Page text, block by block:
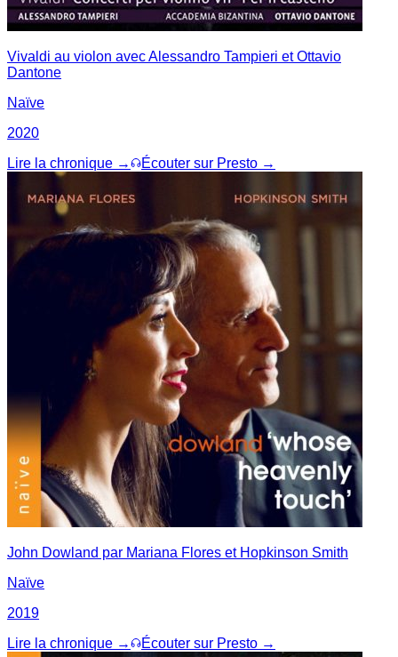
Vivaldi au violon avec Alessandro Tampieri et Ottavio
Dantone
Naïve
2020
Lire la chronique →
Écouter sur Presto →
John Dowland par Mariana Flores et Hopkinson Smith
Naïve
2019
Lire la chronique →
Écouter sur Presto →